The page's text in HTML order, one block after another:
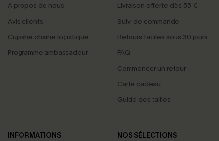
À propos de nous
Avis clients
Cupshe chaîne logistique
Programme ambassadeur
Livraison offerte dès 55 €
Suivi de commande
Retours faciles sous 30 jours
FAQ
Commencer un retour
Carte cadeau
Guide des tailles
INFORMATIONS
NOS SÉLECTIONS
PROFITEZ DE -15%